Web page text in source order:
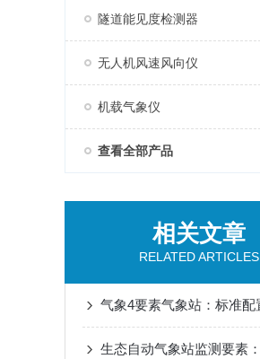
隧道能见度检测器
无人机风速风向仪
机载气象仪
查看全部产品
相关文章
RELATED ARTICLES